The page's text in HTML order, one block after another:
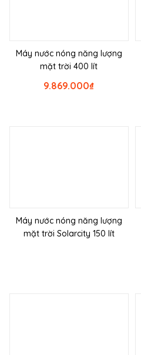
Máy nước nóng năng lượng
mặt trời 400 lít
₫
9.869.000
Máy nước nóng năng lượng
mặt trời Solarcity 150 lít